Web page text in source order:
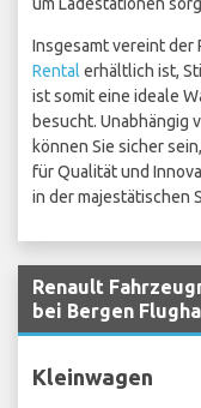
Insgesamt vereint der
Rental erhältlich ist,
ist somit eine ideale
besucht. Unabhängig
können Sie sicher
für Qualität und
in der majestätischen
Renault
bei Bergen
Kleinwagen